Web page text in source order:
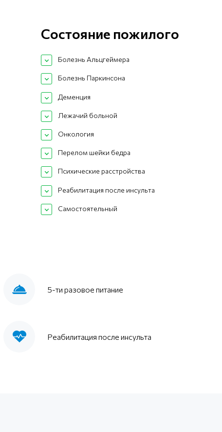
Состояние пожилого
Болезнь Альцгеймера
Болезнь Паркинсона
Деменция
Лежачий больной
Онкология
Перелом шейки бедра
Психические расстройства
Реабилитация после инсульта
Самостоятельный
5-ти разовое питание
Реабилитация после инсульта